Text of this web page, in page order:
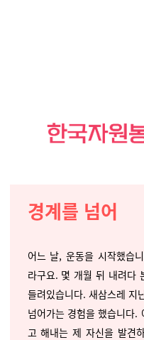
경계를 넘어
어느 날, 운동을 시작했습
라구요. 몇 개월 뒤 내려다
들려있습니다. 새삼스레 지
넘어가는 경험을 했습니다.
고 해내는 제 자신을 발견